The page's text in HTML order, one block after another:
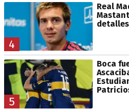
4
Real
5
Boca